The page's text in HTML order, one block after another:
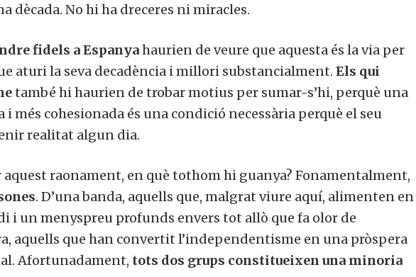
dècada. No hi ha dreceres ni miracles.
fidels a Espanyahaurien de veure que aquesta és la via per
aturi la seva decadència i millori substancialment. Els qui
també hi haurien de trobar motius per sumar-s’hi, perquè una
i més cohesionada és una condició necessària perquè el seu
realitat algun dia.
aquest raonament, en què tothom hi guanya? Fonamentalment,
. D’una banda, aquells que, malgrat viure aquí, alimenten en
i un menyspreu profunds envers tot allò que fa olor de
aquells que han convertit l’independentisme en una pròspera
Afortunadament, tots dos grups constitueixen una minoria